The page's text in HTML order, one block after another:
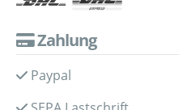
Zahlung
Paypal